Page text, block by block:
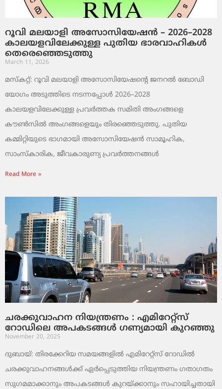
റൂവി മലയാളി അസോസിയേഷൻ – 2026–2028
കാലയളവിലേക്കുള്ള പുതിയ ഭാരവാഹികൾ
തെരെഞ്ഞെടുത്തു
March 11, 2026
മസ്കറ്റ്: റൂവി മലയാളി അസോസിയേഷന്റെ ജനറൽ ബോഡി
യോഗം അടുത്തിടെ നടന്നപ്പോൾ 2026–2028
കാലയളവിലേക്കുള്ള പ്രവർത്തക സമിതി അംഗങ്ങളെ
കൗൺസിൽ അംഗങ്ങളെയും തിരഞ്ഞെടുത്തു. പുതിയ
കമ്മിറ്റിയുടെ ഭാഗമായി അസോസിയേഷൻ സാമൂഹിക,
സാംസ്‌കാരിക, ജീവകാരുണ്യ പ്രവർത്തനങ്ങൾ
Read More »
ചരക്കുവാഹന നിയന്ത്രണം : എമിറേറ്റ്സ്
റോഡിലെ അപകടങ്ങൾ ഗണ്യമായി കുറഞ്ഞു
November 20, 2025
ദുബായ്: തിരക്കേറിയ സമയങ്ങളിൽ എമിറേറ്റ്സ് റോഡിൽ
ചരക്കുവാഹനങ്ങൾക്ക് ഏർപ്പെടുത്തിയ നിയന്ത്രണം ഗതാഗതം
സുഗമമാക്കാനും അപകടങ്ങൾ കുറയ്ക്കാനും സഹായിച്ചതായി